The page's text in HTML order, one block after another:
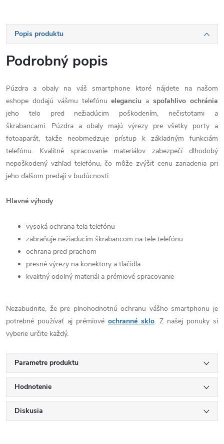
Popis produktu
Podrobný popis
Púzdra a obaly na váš smartphone ktoré nájdete na našom
eshope dodajú vášmu telefónueleganciu aspoľahlivo ochránia
jeho telo pred nežiadúcim poškodením, nečistotami a
škrabancami. Púzdra a obaly majú výrezy pre všetky porty a
fotoaparát, takže neobmedzuje prístup k základným funkciám
telefónu. Kvalitné spracovanie materiálov zabezpečí dlhodobý
nepoškodený vzhľad telefónu, čo môže zvýšiť cenu zariadenia pri
jeho ďalšom predaji v budúcnosti.
Hlavné výhody
vysoká ochrana tela telefónu
zabraňuje nežiaducim škrabancom na tele telefónu
ochrana pred prachom
presné výrezy na konektory a tlačidla
kvalitný odolný materiál a prémiové spracovanie
Nezabudnite, že pre plnohodnotnú ochranu vášho smartphonu je
potrebné používať aj prémiové ochranné sklo. Z našej ponuky si
vyberie určite každý.
Parametre produktu
Hodnotenie
Diskusia